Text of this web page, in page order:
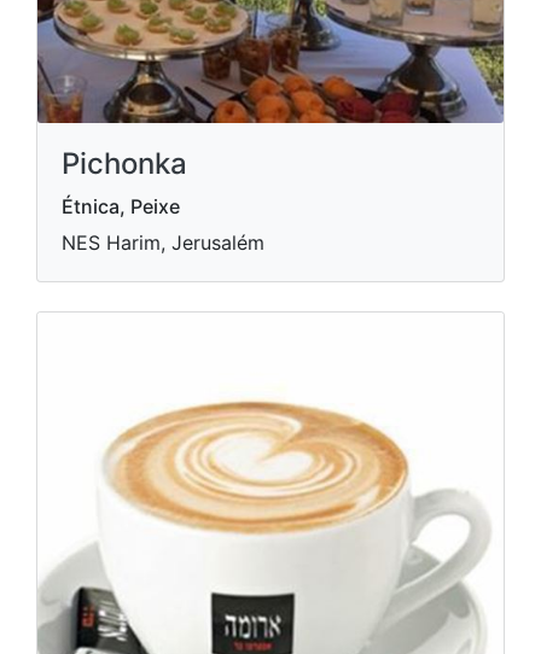
Pichonka
Étnica, Peixe
NES Harim, Jerusalém